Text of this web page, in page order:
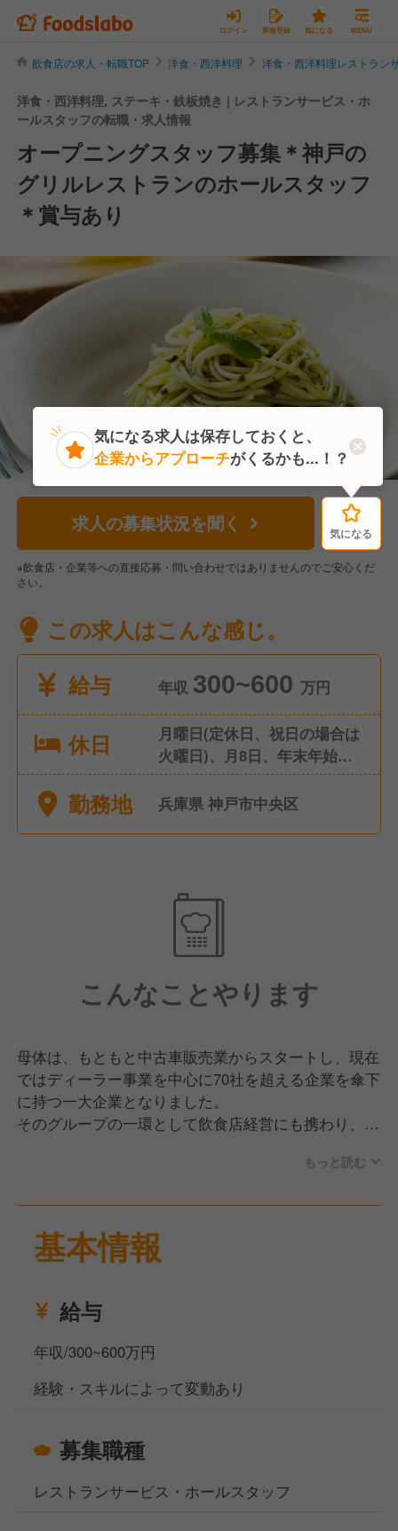
ログイン 新規登録 気になる MENU
飲食店の求人・転職TOP 洋食・西洋料理 洋食・西洋料理レストラン
洋食・西洋料理, ステーキ・鉄板焼き | レストランサービス・ホ
ールスタッフの転職・求人情報
オープニングスタッフ募集＊神戸の
グリルレストランのホールスタッフ
＊賞与あり
求人の募集状況を聞く 気になる
※飲食店・企業等への直接応募・問い合わせではありませんのでご安心くだ
さい。
この求人はこんな感じ。
給与
年収 300~600 万円
休日
月曜日(定休日、祝日の場合は
火曜日)、月8日、年末年始休
暇、年間96日、有給休暇、慶
弔休暇、産前産後休暇
勤務地 兵庫県 神戸市中央区
こんなことやります
母体は、もともと中古車販売業からスタートし、現在
ではディーラー事業を中心に70社を超える企業を傘下
に持つ一大企業となりました。
そのグループの一環として飲食店経営にも携わり、ス
タッフを募集します。
フランス料理やイタリア料理の技法をベースに、神戸
の地元食材を活かした地産地消の料理を提供予定で
業務内容は、お客様のご案内、オーダー対応、ドリン
ク・料理の提供、清掃などのサービス業務全般です。
レストランでのサービス経験がある方を歓迎します。
も充実しています。
福利厚生には社員割引、資格支援制度などがあり、決
算賞与が年1回支給されます。
ております。
もっと読む
基本情報
給与
年収/300~600万円
経験・スキルによって変動あり
募集職種
レストランサービス・ホールスタッフ
気になる
気になる求人は保存しておくと、
企業からアプローチがくるかも...！？